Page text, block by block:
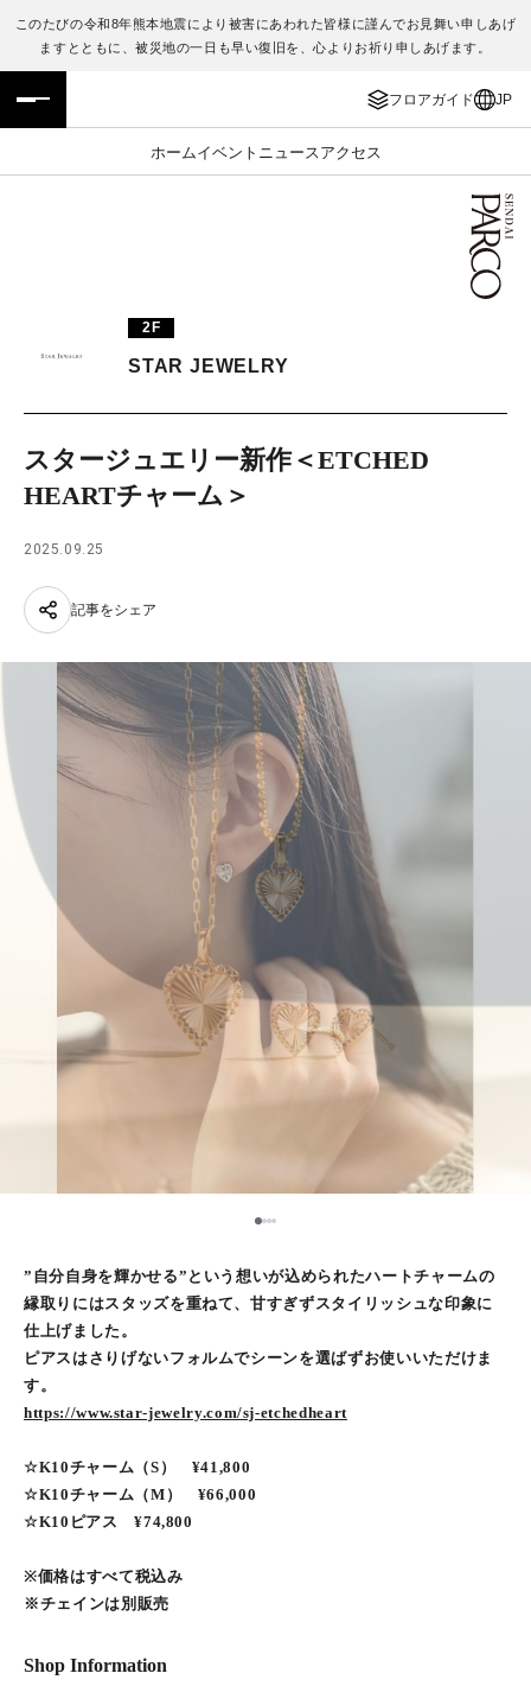
このたびの令和8年熊本地震により被害にあわれた皆様に謹んでお見舞い申しあげ
ますとともに、被災地の一日も早い復旧を、心よりお祈り申しあげます。
フロアガイド JP
ホームイベント ニュース アクセス
フロアガイド
施設案内・アクセス
TAX FREE
JP
ENGLISH
繁体字
日本語
2F
STAR JEWELRY
スタージュエリー新作＜ETCHED
HEARTチャーム＞
2025.09.25
記事をシェア
123
”自分自身を輝かせる”という想いが込められたハートチャームの
縁取りにはスタッズを重ねて、甘すぎずスタイリッシュな印象に
仕上げました。
ピアスはさりげないフォルムでシーンを選ばずお使いいただけま
す。
https://www.star-jewelry.com/sj-etchedheart
☆K10チャーム（S） ¥41,800
☆K10チャーム（M） ¥66,000
☆K10ピアス ¥74,800
※価格はすべて税込み
※チェインは別販売
Shop Information